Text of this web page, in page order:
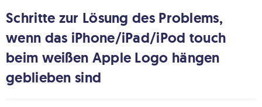
Schritte zur Lösung des Problems,
wenn das iPhone/iPad/iPod touch
beim weißen Apple Logo hängen
geblieben sind